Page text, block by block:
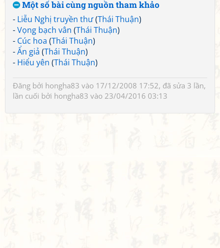
Một số bài cùng nguồn tham khảo
- Liễu Nghị truyền thư(Thái Thuận)
-Vọng bạch vân (Thái Thuận)
- Cúc hoa (Thái Thuận)
-Ẩn giả (Thái Thuận)
- Hiểu yên (Thái Thuận)
Đăng bởi hongha83 vào 17/12/2008 17:52, đã sửa 3 lần,
lần cuối bởi hongha83 vào 23/04/2016 03:13